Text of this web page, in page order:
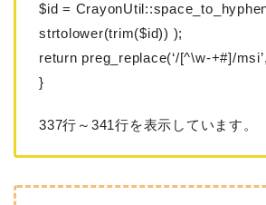
$id =
strtolower(trim($id)) );
return preg_replace(‘/[^\w-+#]/
}
337行～341行を表示しています。